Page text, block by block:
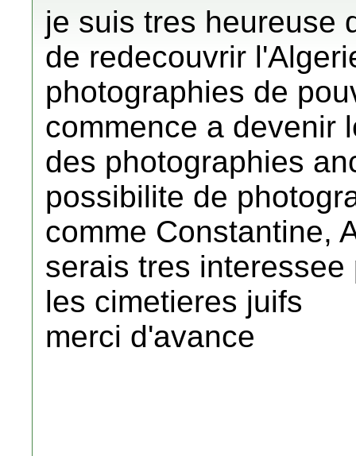
je suis tres heureuse
de redecouvrir
photographies de
commence a devenir
des photographies
possibilite de
comme Constantine,
serais tres
les cimetieres juifs
merci d'avance